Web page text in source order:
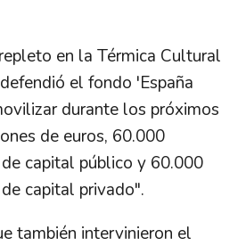
en la Térmica Cultural
el fondo 'España
durante los próximos
de euros, 60.000
capital público y 60.000
capital privado".
también intervinieron el